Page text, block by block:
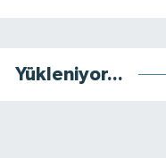
Yükleniyor...